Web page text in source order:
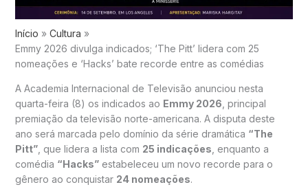
Início
Cultura
Emmy 2026 divulga indicados; ‘The Pitt’ lidera com 25
nomeações e ‘Hacks’ bate recorde entre as comédias
A Academia Internacional de Televisão anunciou nesta
quarta-feira (8) os indicados ao Emmy 2026, principal
premiação da televisão norte-americana. A disputa deste
ano será marcada pelo domínio da série dramática “The
Pitt”, que lidera a lista com 25 indicações, enquanto a
comédia “Hacks”estabeleceu um novo recorde para o
gênero ao conquistar 24 nomeações.